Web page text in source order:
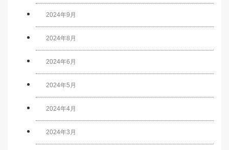
2024年9月
2024年8月
2024年6月
2024年5月
2024年4月
2024年3月